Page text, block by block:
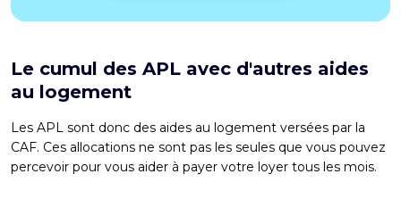
Le cumul des APL avec d'autres aides
au logement
Les APL sont donc des aides au logement versées par la
CAF. Ces allocations ne sont pas les seules que vous pouvez
percevoir pour vous aider à payer votre loyer tous les mois.